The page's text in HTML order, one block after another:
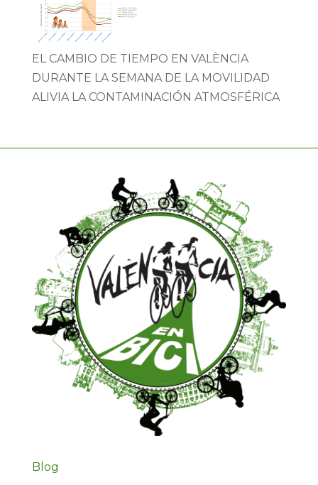
EL CAMBIO DE TIEMPO EN VALÈNCIA
DURANTE LA SEMANA DE LA MOVILIDAD
ALIVIA LA CONTAMINACIÓN ATMOSFÉRICA
Blog